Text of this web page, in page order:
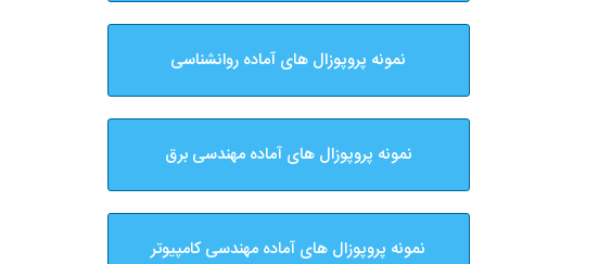
نمونه پروپوزال های آماده روانشناسی
نمونه پروپوزال های آماده مهندسی برق
نمونه پروپوزال های آماده مهندسی کامپیوتر